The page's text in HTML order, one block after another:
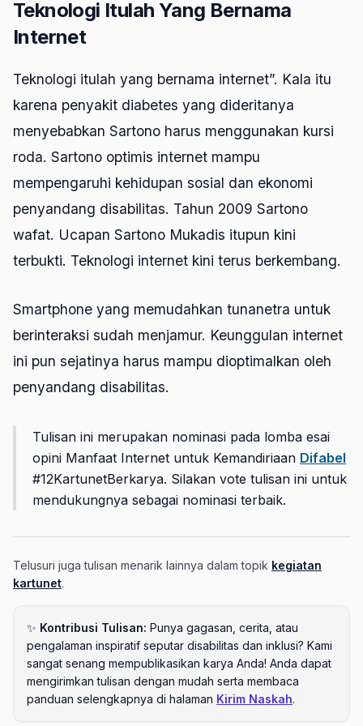
Teknologi Itulah Yang Bernama
Internet
Teknologi itulah yang bernama internet”. Kala itu
karena penyakit diabetes yang dideritanya
menyebabkan Sartono harus menggunakan kursi
roda. Sartono optimis internet mampu
mempengaruhi kehidupan sosial dan ekonomi
penyandang disabilitas. Tahun 2009 Sartono
wafat. Ucapan Sartono Mukadis itupun kini
terbukti. Teknologi internet kini terus berkembang.
Smartphone yang memudahkan tunanetra untuk
berinteraksi sudah menjamur. Keunggulan internet
ini pun sejatinya harus mampu dioptimalkan oleh
penyandang disabilitas.
Tulisan ini merupakan nominasi pada lomba esai
opini Manfaat Internet untuk Kemandiriaan Difabel
#12KartunetBerkarya. Silakan vote tulisan ini untuk
mendukungnya sebagai nominasi terbaik.
Telusuri juga tulisan menarik lainnya dalam topik kegiatan
kartunet.
✨ Kontribusi Tulisan: Punya gagasan, cerita, atau
pengalaman inspiratif seputar disabilitas dan inklusi? Kami
sangat senang mempublikasikan karya Anda! Anda dapat
mengirimkan tulisan dengan mudah serta membaca
panduan selengkapnya di halaman Kirim Naskah.